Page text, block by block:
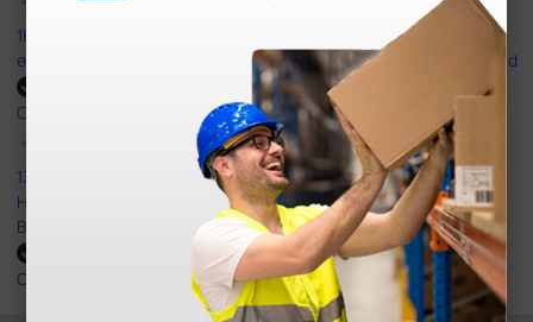
16 Mar 2026
excelente en 3 días tengo el insumo en casa, buen precio y calidad
Comprador verificado
13 Ago 2025
HE ENCONTRADO TODO LO QUE NECESITABA. ENVÍO RÁPIDO Y
BIEN EMBALADO. MUY BIEN TODO.
Comprador verificado